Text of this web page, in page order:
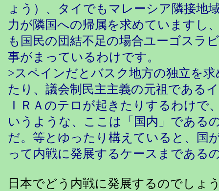
ょう）、タイでもマレーシア隣接地
力が隣国への帰属を求めていますし
も国民の団結不足の場合ユーゴスラ
事がまっているわけです。
>スペインだとバスク地方の独立を
たり、議会制民主主義の元祖である
ＩＲＡのテロが起きたりするわけで
いうような、ここは「国内」である
だ。等とゆったり構えていると、国
って内戦に発展するケースまである
日本でどう内戦に発展するのでしょ